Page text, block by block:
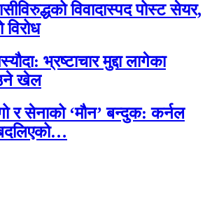
विवादास्पद पोस्ट सेयर,
विरोध
भ्रष्टाचार मुद्दा लागेका
खेल
र सेनाको ‘मौन’ बन्दुक: कर्नल